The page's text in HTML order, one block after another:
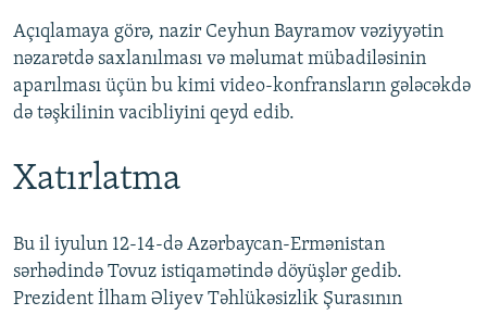
Açıqlamaya görə, nazir Ceyhun Bayramov vəziyyətin
nəzarətdə saxlanılması və məlumat mübadiləsinin
aparılması üçün bu kimi video-konfransların gələcəkdə
də təşkilinin vacibliyini qeyd edib.
Xatırlatma
Bu il iyulun 12-14-də Azərbaycan-Ermənistan
sərhədində Tovuz istiqamətində döyüşlər gedib.
Prezident İlham Əliyev Təhlükəsizlik Şurasının